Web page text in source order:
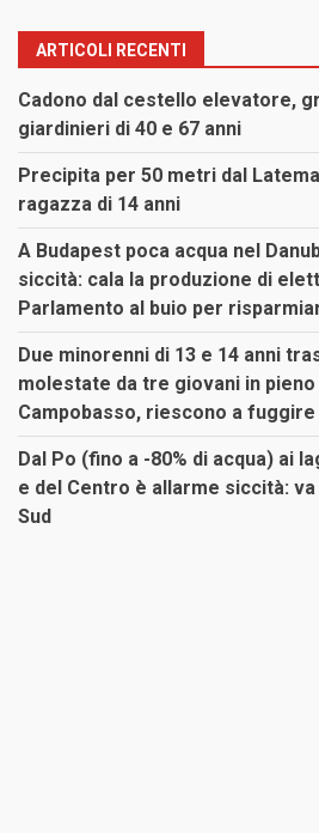
ARTICOLI RECENTI
Cadono dal cestello elevatore,
giardinieri di 40 e 67 anni
Precipita per 50 metri dal
ragazza di 14 anni
A Budapest poca acqua nel
siccità: cala la produzione di
Parlamento al buio per
Due minorenni di 13 e 14 anni
molestate da tre giovani in
Campobasso, riescono a fuggire
Dal Po (fino a -80% di acqua) ai
e del Centro è allarme siccità:
Sud